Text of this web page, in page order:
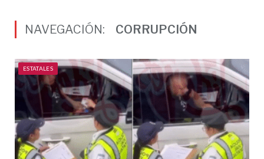
NAVEGACIÓN: CORRUPCIÓN
ESTATALES